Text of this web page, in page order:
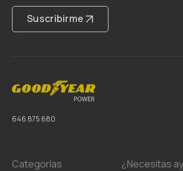
Suscribirme
646 875 680
Categorías ¿Necesitas